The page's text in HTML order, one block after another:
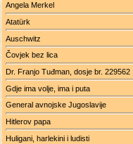
Angela Merkel
Atatürk
Auschwitz
Čovjek bez lica
Dr. Franjo Tuđman, dosje br. 229562
Gdje ima volje, ima i puta
General avnojske Jugoslavije
Hitlerov papa
Huligani, harlekini i ludisti